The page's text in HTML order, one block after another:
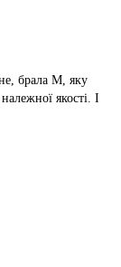
брала М, яку
якості. І